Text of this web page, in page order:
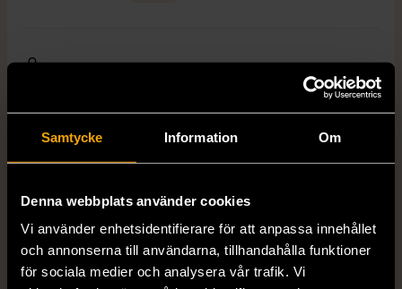
Samtycke Information Om
Denna webbplats använder cookies
Vi använder enhetsidentifierare för att anpassa innehållet
och annonserna till användarna, tillhandahålla funktioner
för sociala medier och analysera vår trafik. Vi
Produkten är unik och finns enbart som 1 st i lager.
14 dagars ångerrät.